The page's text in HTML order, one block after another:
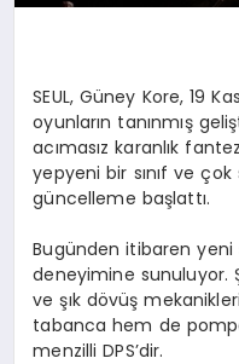
SEUL, Güney Kore, 19
oyunların tanınmış
acımasız karanlık
yepyeni bir sınıf ve
güncelleme başlattı.
Bugünden itibaren yeni
deneyimine sunuluyor.
ve şık dövüş
tabanca hem de
menzilli DPS’dir.